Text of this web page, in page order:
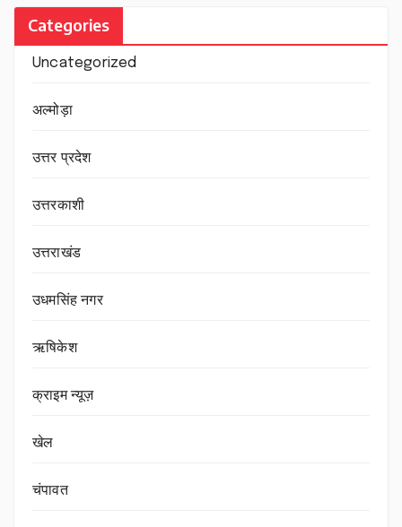
Categories
Uncategorized
अल्मोड़ा
उत्तर प्रदेश
उत्तरकाशी
उत्तराखंड
उधमसिंह नगर
ऋषिकेश
क्राइम न्यूज़
खेल
चंपावत